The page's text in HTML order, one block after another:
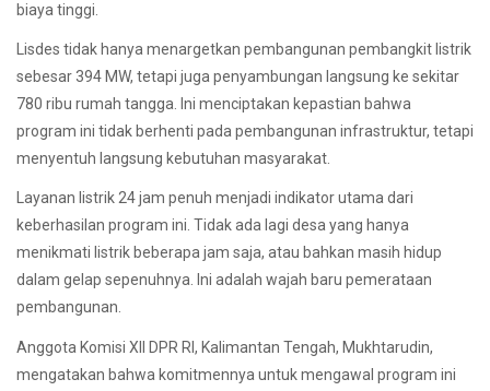
biaya tinggi.
Lisdes tidak hanya menargetkan pembangunan pembangkit listrik
sebesar 394 MW, tetapi juga penyambungan langsung ke sekitar
780 ribu rumah tangga. Ini menciptakan kepastian bahwa
program ini tidak berhenti pada pembangunan infrastruktur, tetapi
menyentuh langsung kebutuhan masyarakat.
Layanan listrik 24 jam penuh menjadi indikator utama dari
keberhasilan program ini. Tidak ada lagi desa yang hanya
menikmati listrik beberapa jam saja, atau bahkan masih hidup
dalam gelap sepenuhnya. Ini adalah wajah baru pemerataan
pembangunan.
Anggota Komisi XII DPR RI, Kalimantan Tengah, Mukhtarudin,
mengatakan bahwa komitmennya untuk mengawal program ini